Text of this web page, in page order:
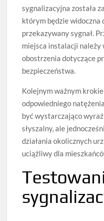
sygnalizacyjna została
którym będzie widoczna
przekazywany sygnał.
miejsca instalacji należy
obostrzenia dotyczące
bezpieczeństwa.
Kolejnym ważnym
odpowiedniego
być wystarczająco
słyszalny, ale
działania okolicznych
uciążliwy dla